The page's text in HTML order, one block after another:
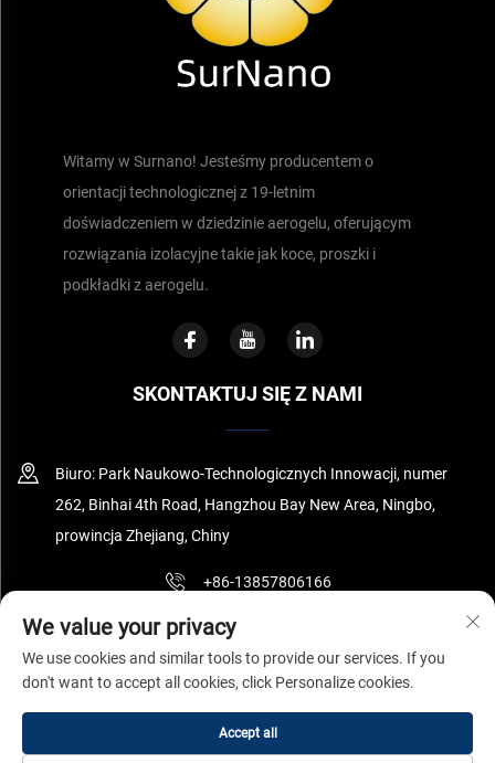
Witamy w Surnano! Jesteśmy producentem o
orientacji technologicznej z 19-letnim
doświadczeniem w dziedzinie aerogelu, oferującym
rozwiązania izolacyjne takie jak koce, proszki i
podkładki z aerogelu.
SKONTAKTUJ SIĘ Z NAMI
Biuro: Park Naukowo-Technologicznych Innowacji, numer
262, Binhai 4th Road, Hangzhou Bay New Area, Ningbo,
prowincja Zhejiang, Chiny
+86-13857806166
[email protected]
Copyright © Ningbo Surnano Aerogel Co.,Ltd Wszelkie prawa
Polityka prywatności
We value your privacy
We use cookies and similar tools to provide our services. If you
don't want to accept all cookies, click Personalize cookies.
Accept all